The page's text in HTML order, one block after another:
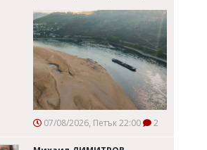
07/08/2026, Петък 22:00 2